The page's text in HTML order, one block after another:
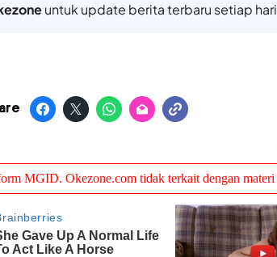
untuk update berita terbaru setiap hari